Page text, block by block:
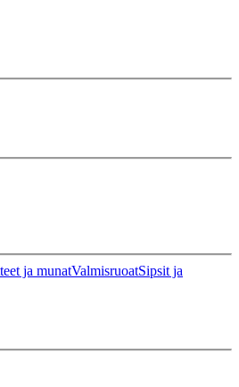
ja munatValmisruoatSipsit ja